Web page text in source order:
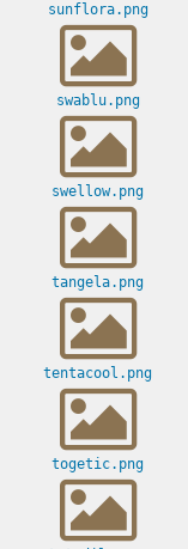
sunflora.png
swablu.png
swellow.png
tangela.png
tentacool.png
togetic.png